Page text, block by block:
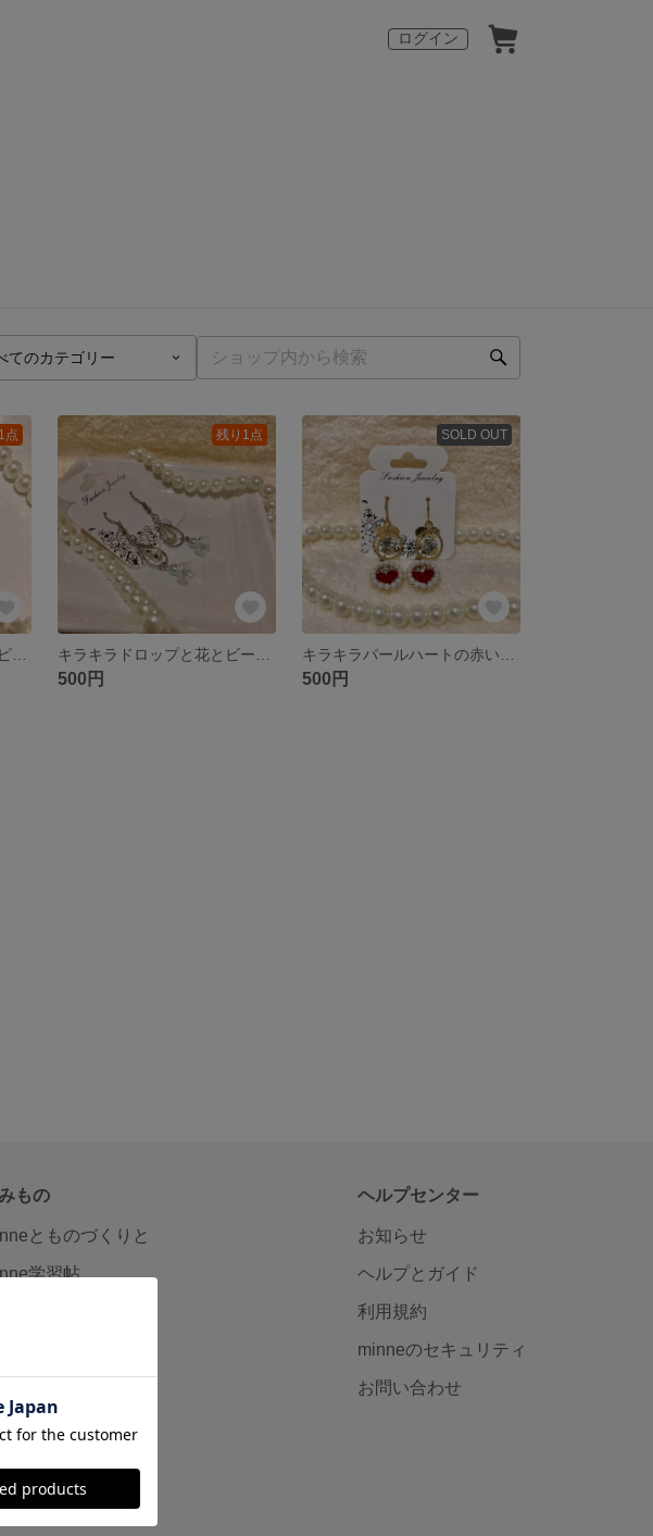
ログイン
点
パールとガーネットビーズピアス
残り1点
500円
SOLD OUT
500円
もの
とものづくりと
学習帖
の方へ
出稿について
口注文について
ヘルプセンター
お知らせ
ヘルプとガイド
利用規約
minneのセキュリティ
お問い合わせ